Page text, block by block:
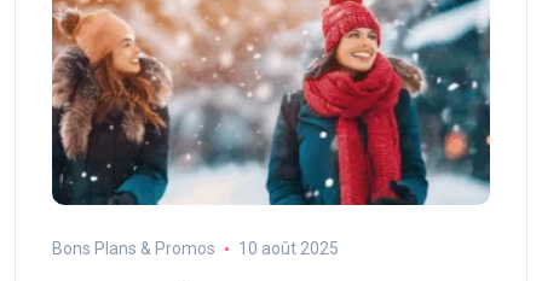
Bons Plans & Promos 10 août 2025